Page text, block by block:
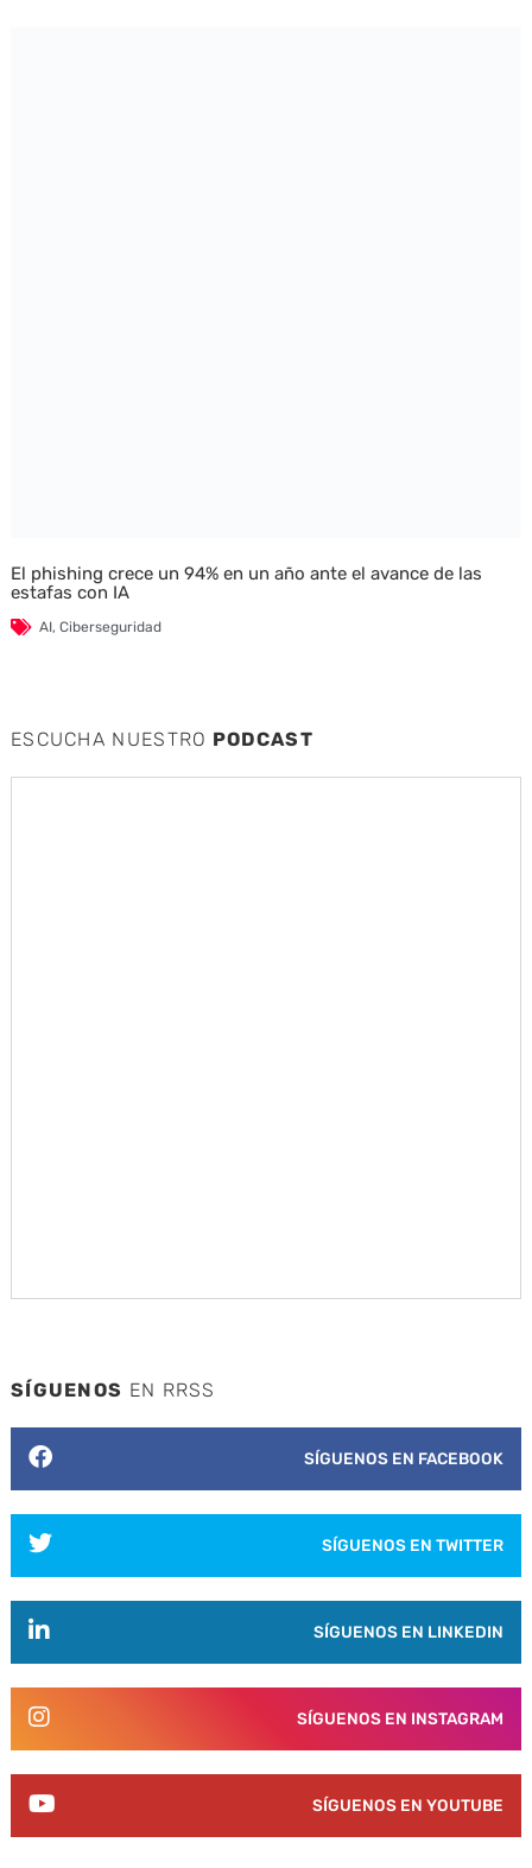
El phishing crece un 94% en un año ante el avance de las
estafas con IA
AI, Ciberseguridad
ESCUCHA NUESTRO PODCAST
SÍGUENOS EN RRSS
SÍGUENOS EN FACEBOOK
SÍGUENOS EN TWITTER
SÍGUENOS EN LINKEDIN
SÍGUENOS EN INSTAGRAM
SÍGUENOS EN YOUTUBE